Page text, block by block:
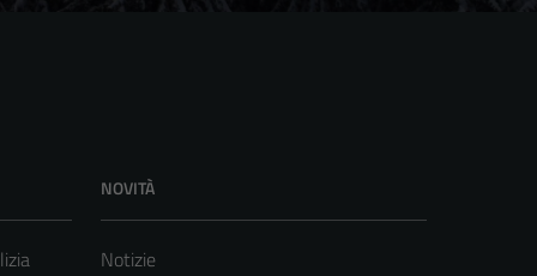
NOVITÀ
Notizie